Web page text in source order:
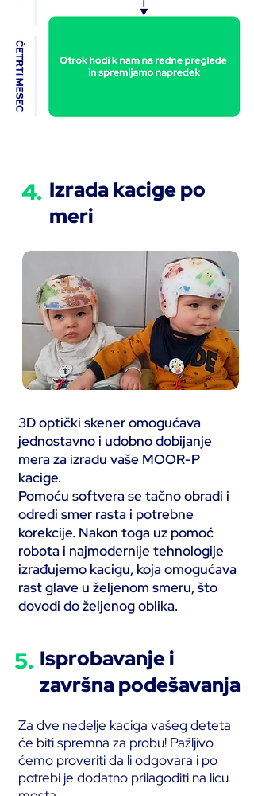
4. Izrada kacige po
meri
3D optički skener omogućava
jednostavno i udobno dobijanje
mera za izradu vaše MOOR-P
kacige.
Pomoću softvera se tačno obradi i
odredi smer rasta i potrebne
korekcije. Nakon toga uz pomoć
robota i najmodernije tehnologije
izrađujemo kacigu, koja omogućava
rast glave u željenom smeru, što
dovodi do željenog oblika.
5. Isprobavanje i
završna podešavanja
Za dve nedelje kaciga vašeg deteta
će biti spremna za probu! Pažljivo
ćemo proveriti da li odgovara i po
potrebi je dodatno prilagoditi na licu